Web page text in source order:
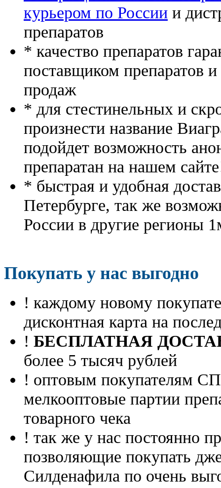
курьером по России и
препаратов
* качество препаратов
поставщиком препаратов
продаж
* для стестинельных и
произнести название
подойдет возможность
препаратан на нашем
* быстрая и удобная
Петербурге, так же
России в другие регионы
Покупать у нас выгодно
! каждому новому
дисконтная карта на
! БЕСПЛАТНАЯ
более 5 тысяч рублей
! оптовым покупателям
мелкооптовые партии
товарного чека
! так же у нас постоянно
позволяющие покупать
Силденафила по очень